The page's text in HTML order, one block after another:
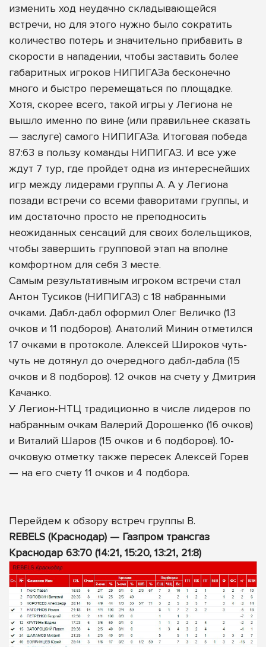
изменить ход неудачно складывающейся
встречи, но для этого нужно было сократить
количество потерь и значительно прибавить в
скорости в нападении, чтобы заставить более
габаритных игроков НИПИГАЗа бесконечно
много и быстро перемещаться по площадке.
Хотя, скорее всего, такой игры у Легиона не
вышло именно по вине (или правильнее сказать
— заслуге) самого НИПИГАЗа. Итоговая победа
87:63 в пользу команды НИПИГАЗ. И все уже
ждут 7 тур, где пройдет одна из интереснейших
игр между лидерами группы А. А у Легиона
позади встречи со всеми фаворитами группы, и
им достаточно просто не преподносить
неожиданных сенсаций для своих болельщиков,
чтобы завершить групповой этап на вполне
комфортном для себя 3 месте.
Самым результативным игроком встречи стал
Антон Тусиков (НИПИГАЗ) с 18 набранными
очками. Дабл-дабл оформил Олег Величко (13
очков и 11 подборов). Анатолий Минин отметился
17 очками в протоколе. Алексей Широков чуть-
чуть не дотянул до очередного дабл-дабла (15
очков и 8 подборов). 12 очков на счету у Дмитрия
Качанко.
У Легион-НТЦ традиционно в числе лидеров по
набранным очкам Валерий Дорошенко (16 очков)
и Виталий Шаров (15 очков и 6 подборов). 10-
очковую отметку также пересек Алексей Горев
— на его счету 11 очков и 4 подбора.
Перейдем к обзору встреч группы В.
REBELS (Краснодар) — Газпром трансгаз
Краснодар 63:70 (14:21, 15:20, 13:21, 21:8)